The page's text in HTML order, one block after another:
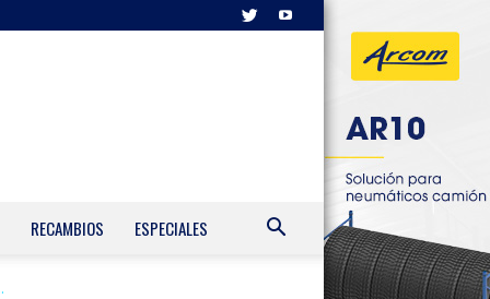
RECAMBIOS ESPECIALES